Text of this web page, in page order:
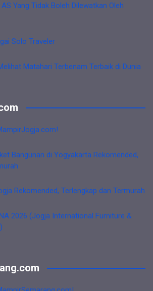
Yang Tidak Boleh Dilewatkan Oleh
Solo Traveler
Matahari Terbenam Terbaik di Dunia
Bangunan di Yogyakarta Rekomended,
Rekomended, Terlengkap dan Termurah
2026 (Jogja International Furniture &